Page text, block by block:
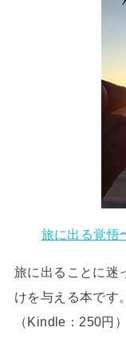
旅に出る覚悟
旅に出ることに迷
けを与える本です。
（Kindle：250円）